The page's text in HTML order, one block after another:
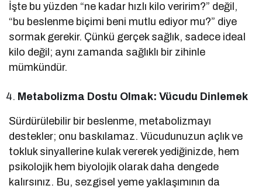
İşte bu yüzden “ne kadar hızlı kilo veririm?” değil,
“bu beslenme biçimi beni mutlu ediyor mu?” diye
sormak gerekir. Çünkü gerçek sağlık, sadece ideal
kilo değil; aynı zamanda sağlıklı bir zihinle
mümkündür.
Metabolizma Dostu Olmak: Vücudu Dinlemek
Sürdürülebilir bir beslenme, metabolizmayı
destekler; onu baskılamaz. Vücudunuzun açlık ve
tokluk sinyallerine kulak vererek yediğinizde, hem
psikolojik hem biyolojik olarak daha dengede
kalırsınız. Bu, sezgisel yeme yaklaşımının da